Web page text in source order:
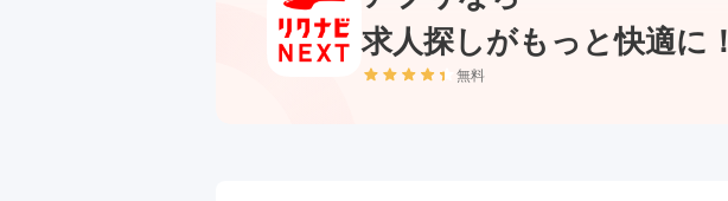
求人探しがもっと快適に！
無料